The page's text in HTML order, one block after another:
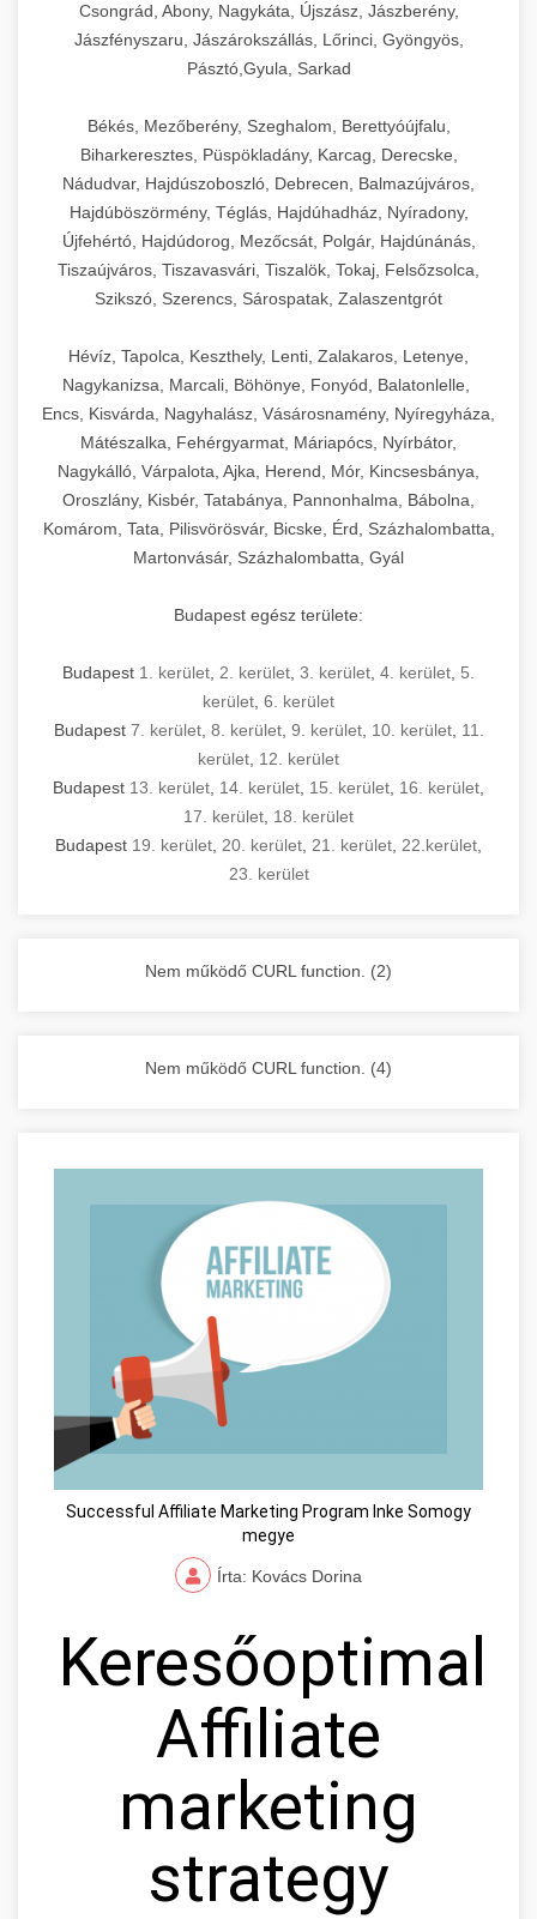
Ipari mosogatógépek teljes kínálata -
chef-iparikonyhagepek.hu
kereskedelmi mosogatógép és tisztítóberendezések
Biztonságos kezelést biztosító védőburkolatok
és kapcsolók védelmet nyújtanak a kezelők
számára.
Sajtreszelő gépek szakmai választéka -
chef-iparikonyhagepek.hu
kereskedelmi sajtreszelő és aprítógépek
feldolgozógépeken (szeletelők, aprítók,
mixerek) át egészen a hűtő- és fagyasztó
berendezésekig, mosogatógépekig és
megtalál. Szakértő tanácsadóink segítenek a
megfelelő berendezések kiválasztásában, a
konyha optimális elrendezésének
megtervezésében, valamint a telepítés és az
üzembe helyezés koordinálásában. Hosszú távú
garancia, gyors szerviz és folyamatos műszaki
vállalkozása zavartalan működését.
Nagykonyhai berendezések komplett
választéka - chef-iparikonyhagepek.hu
kereskedelmi konyhai megoldások és komplett
felszerelések
Csongrád, Abony, Nagykáta, Újszász, Jászberény,
Jászfényszaru, Jászárokszállás, Lőrinci, Gyöngyös,
Pásztó,Gyula, Sarkad
Békés, Mezőberény, Szeghalom, Berettyóújfalu,
Biharkeresztes, Püspökladány, Karcag, Derecske,
Nádudvar, Hajdúszoboszló, Debrecen, Balmazújváros,
Hajdúböszörmény, Téglás, Hajdúhadház, Nyíradony,
Újfehértó, Hajdúdorog, Mezőcsát, Polgár, Hajdúnánás,
Tiszaújváros, Tiszavasvári, Tiszalök, Tokaj, Felsőzsolca,
Szikszó, Szerencs, Sárospatak, Zalaszentgrót
Hévíz, Tapolca, Keszthely, Lenti, Zalakaros, Letenye,
Nagykanizsa, Marcali, Böhönye, Fonyód, Balatonlelle,
Encs, Kisvárda, Nagyhalász, Vásárosnamény, Nyíregyháza,
Mátészalka, Fehérgyarmat, Máriapócs, Nyírbátor,
Nagykálló, Várpalota, Ajka, Herend, Mór, Kincsesbánya,
Oroszlány, Kisbér, Tatabánya, Pannonhalma, Bábolna,
Komárom, Tata, Pilisvörösvár, Bicske, Érd, Százhalombatta,
Martonvásár, Százhalombatta, Gyál
Budapest egész területe:
Budapest 1. kerület 2. kerület 3. kerület 4. kerület 5.
kerület 6. kerület
Budapest 7. kerület, 8. kerület, 9. kerület, 10. kerület, 11.
kerület 12. kerület
Budapest 13. kerület 14. kerület 15. kerület 16. kerület
17. kerület 18. kerület
Budapest 19. kerület 20. kerület 21. kerület 22.kerület
23. kerület
Nem működő CURL function. (2)
Nem működő CURL function. (4)
Successful Affiliate Marketing Program Inke Somogy
megye
Írta: Kovács Dorina
Affiliate
marketing
strategy